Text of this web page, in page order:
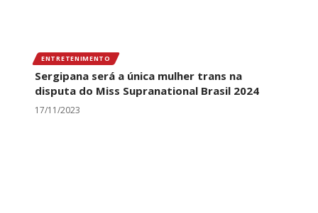
ENTRETENIMENTO
Sergipana será a única mulher trans na
disputa do Miss Supranational Brasil 2024
17/11/2023